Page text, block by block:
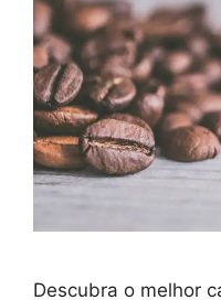
Descubra o melhor